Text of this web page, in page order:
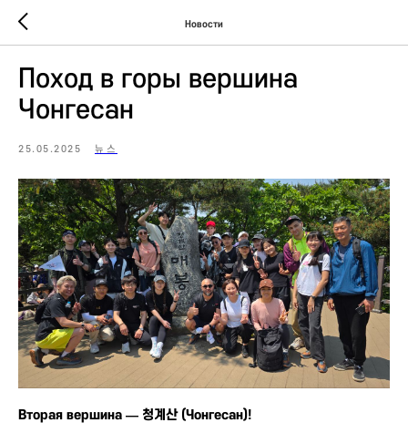
Новости
Поход в горы вершина
Чонгесан
25.05.2025 뉴스
Вторая вершина — 청계산 (Чонгесан)!